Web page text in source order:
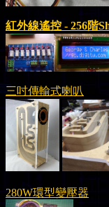
紅外線遙控 - 256階
三吋傳輸式喇叭
280W環型變壓器